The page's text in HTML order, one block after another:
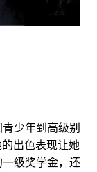
少年到高级别
出色表现让她
级奖学金，还